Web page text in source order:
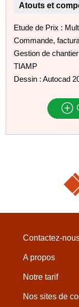
Atouts et
Etude de Prix :
Commande,
Gestion de
TIAMP
Dessin : Autocad
Contactez-
A propos
Notre tarif
Nos sites de